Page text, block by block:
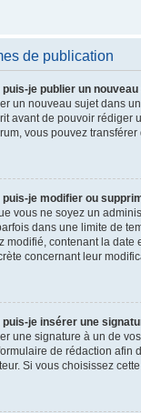
de publication
je publier un
un nouveau sujet dans
avant de pouvoir rédiger
vous pouvez
je modifier ou
vous ne soyez un
dans une limite de
modifié, contenant la date
concernant leur
je insérer une
une signature à un de
de rédaction afin
Si vous choisissez